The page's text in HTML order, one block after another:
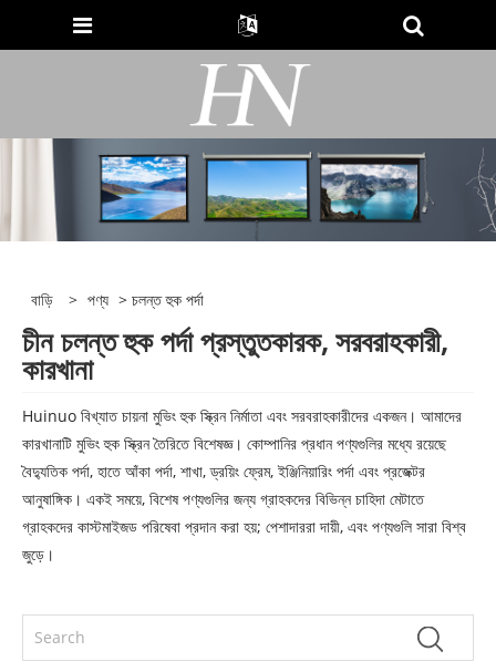
বাড়ি > পণ্য > চলন্ত হুক পর্দা
চীন চলন্ত হুক পর্দা প্রস্তুতকারক, সরবরাহকারী,
কারখানা
Huinuo বিখ্যাত চায়না মুভিং হুক স্ক্রিন নির্মাতা এবং সরবরাহকারীদের একজন। আমাদের
কারখানাটি মুভিং হুক স্ক্রিন তৈরিতে বিশেষজ্ঞ। কোম্পানির প্রধান পণ্যগুলির মধ্যে রয়েছে
বৈদ্যুতিক পর্দা, হাতে আঁকা পর্দা, শাখা, ড্রয়িং ফ্রেম, ইঞ্জিনিয়ারিং পর্দা এবং প্রজেক্টর
আনুষাঙ্গিক। একই সময়ে, বিশেষ পণ্যগুলির জন্য গ্রাহকদের বিভিন্ন চাহিদা মেটাতে
গ্রাহকদের কাস্টমাইজড পরিষেবা প্রদান করা হয়; পেশাদাররা দায়ী, এবং পণ্যগুলি সারা বিশ্ব
জুড়ে।